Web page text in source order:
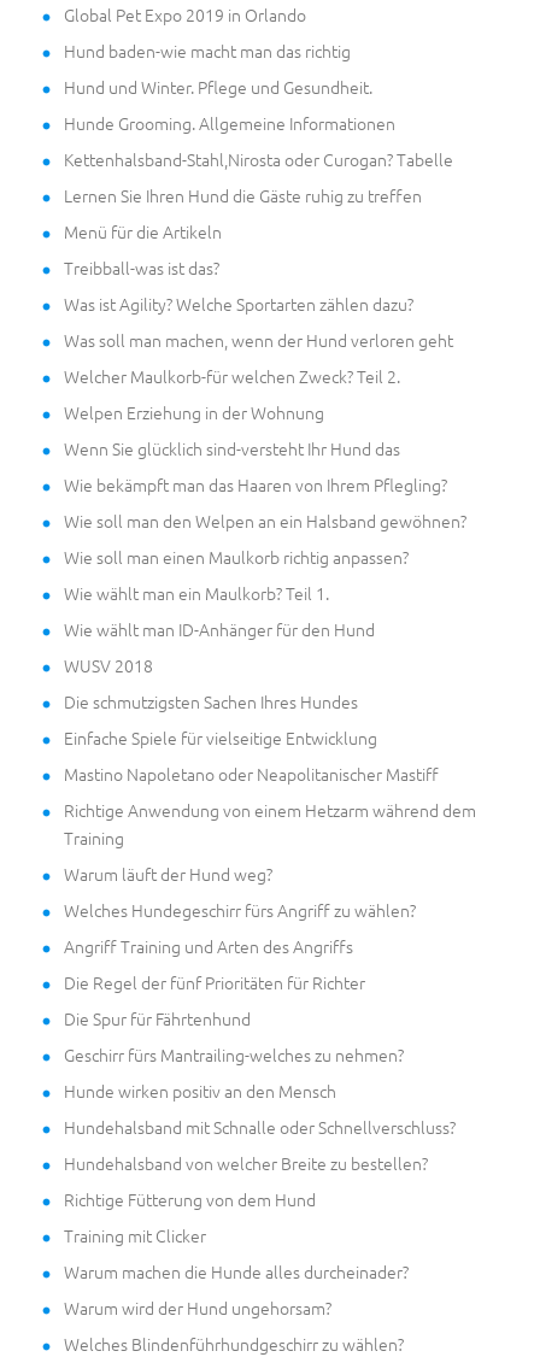
Global Pet Expo 2019 in Orlando
Hund baden-wie macht man das richtig
Hund und Winter. Pflege und Gesundheit.
Hunde Grooming. Allgemeine Informationen
Kettenhalsband-Stahl,Nirosta oder Curogan? Tabelle
Lernen Sie Ihren Hund die Gäste ruhig zu treffen
Menü für die Artikeln
Treibball-was ist das?
Was ist Agility? Welche Sportarten zählen dazu?
Was soll man machen, wenn der Hund verloren geht
Welcher Maulkorb-für welchen Zweck? Teil 2.
Welpen Erziehung in der Wohnung
Wenn Sie glücklich sind-versteht Ihr Hund das
Wie bekämpft man das Haaren von Ihrem Pflegling?
Wie soll man den Welpen an ein Halsband gewöhnen?
Wie soll man einen Maulkorb richtig anpassen?
Wie wählt man ein Maulkorb? Teil 1.
Wie wählt man ID-Anhänger für den Hund
WUSV 2018
Die schmutzigsten Sachen Ihres Hundes
Einfache Spiele für vielseitige Entwicklung
Mastino Napoletano oder Neapolitanischer Mastiff
Richtige Anwendung von einem Hetzarm während dem
Training
Warum läuft der Hund weg?
Welches Hundegeschirr fürs Angriff zu wählen?
Angriff Training und Arten des Angriffs
Die Regel der fünf Prioritäten für Richter
Die Spur für Fährtenhund
Geschirr fürs Mantrailing-welches zu nehmen?
Hunde wirken positiv an den Mensch
Hundehalsband mit Schnalle oder Schnellverschluss?
Hundehalsband von welcher Breite zu bestellen?
Richtige Fütterung von dem Hund
Training mit Clicker
Warum machen die Hunde alles durcheinader?
Warum wird der Hund ungehorsam?
Welches Blindenführhundgeschirr zu wählen?